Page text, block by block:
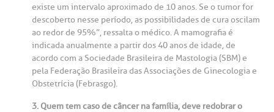
Clínica Medicina da Mulher
de Bioética
de Sangue
existe um intervalo aproximado de 10 anos. Se o tumor for
descoberto nesse período, as possibilidades de cura oscilam
ao redor de 95%”, ressalta o médico. A mamografia é
indicada anualmente a partir dos 40 anos de idade, de
acordo com a Sociedade Brasileira de Mastologia (SBM) e
pela Federação Brasileira das Associações de Ginecologia e
Obstetrícia (Febrasgo).
3. Quem tem caso de câncer na família, deve redobrar o